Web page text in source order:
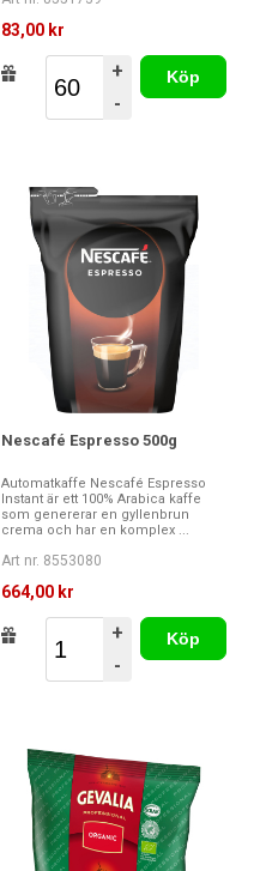
83,00 kr
+
-
Köp
Nescafé Espresso 500g
Automatkaffe Nescafé Espresso
Instant är ett 100% Arabica kaffe
som genererar en gyllenbrun
crema och har en komplex ...
Art nr. 8553080
664,00 kr
+
-
Köp